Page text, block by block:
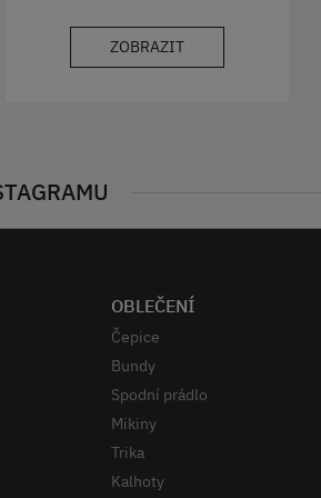
ZOBRAZIT
OBLEČENÍ
Čepice
Bundy
Spodní prádlo
Mikiny
Trika
Kalhoty